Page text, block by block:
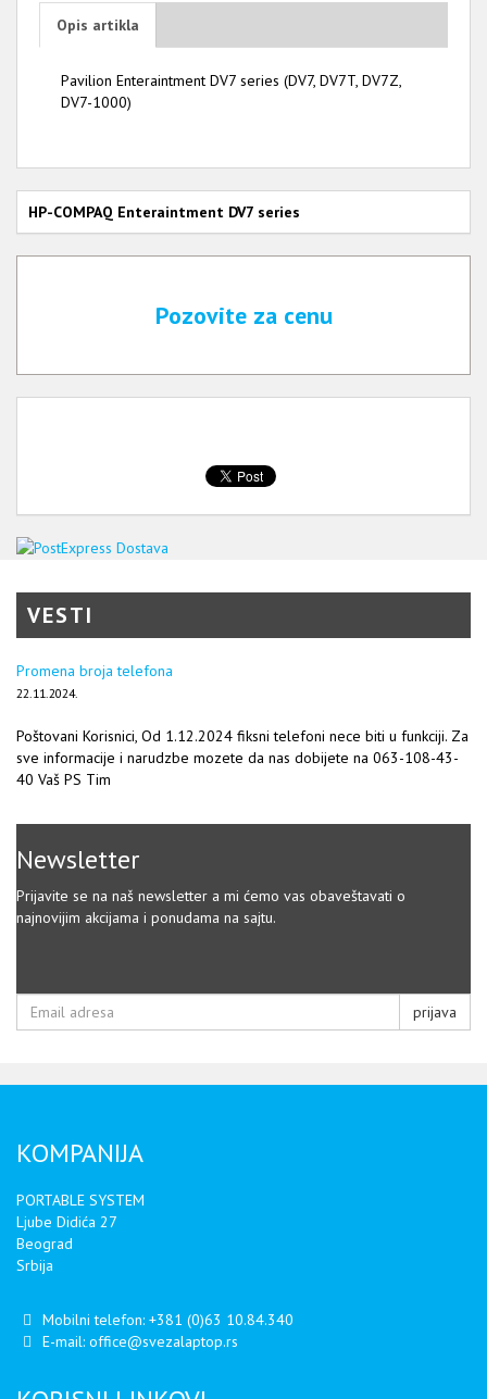
Opis artikla
Pavilion Enteraintment DV7 series (DV7, DV7T, DV7Z,
DV7-1000)
HP-COMPAQ Enteraintment DV7 series
Pozovite za cenu
VESTI
Promena broja telefona
22.11.2024.
Poštovani Korisnici, Od 1.12.2024 fiksni telefoni nece biti u funkciji. Za
sve informacije i narudzbe mozete da nas dobijete na 063-108-43-
40 Vaš PS Tim
Newsletter
Prijavite se na naš newsletter a mi ćemo vas obaveštavati o
najnovijim akcijama i ponudama na sajtu.
prijava
KOMPANIJA
PORTABLE SYSTEM
Ljube Didića 27
Beograd
Srbija
Mobilni telefon: +381 (0)63 10.84.340
E-mail: office@svezalaptop.rs